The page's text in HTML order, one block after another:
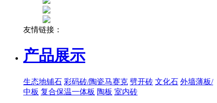
友情链接：
产品展示
生态地铺石 彩码砖/陶瓷马赛克 劈开砖 文化石 外墙薄板/
中板 复合保温一体板 陶板 室内砖